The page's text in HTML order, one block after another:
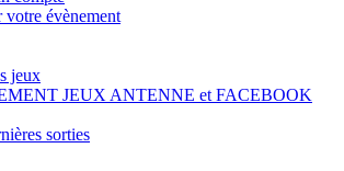
votre évènement
jeux
JEUX ANTENNE et FACEBOOK
sorties